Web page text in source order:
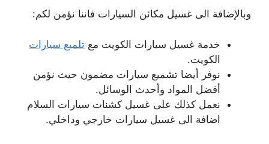
وبالإضافة الى غسيل مكائن السيارات فاننا نؤمن لكم:
خدمة غسيل سيارات الكويت مع تلميع سيارات
الكويت.
نوفر أيضا تشميع سيارات مضمون حيث نؤمن
أفضل المواد وأحدث الوسائل.
نعمل كذلك على غسيل كشنات سيارات السلام
اضافة الى غسيل سيارات خارجي وداخلي.